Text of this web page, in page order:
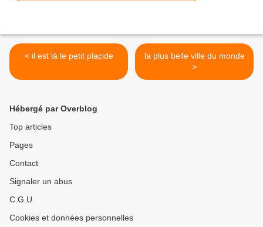
< il est là le petit placide
la plus belle ville du monde
>
Hébergé par Overblog
Top articles
Pages
Contact
Signaler un abus
C.G.U.
Cookies et données personnelles